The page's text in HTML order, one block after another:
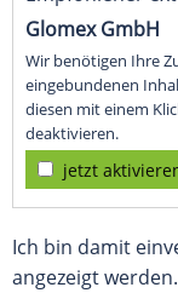
Glomex GmbH
Wir benötigen Ihre
eingebundenen
diesen mit einem
deaktivieren.
jetzt
Ich bin damit
angezeigt